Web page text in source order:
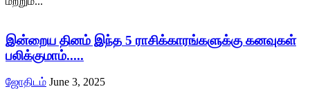
இன்றைய தினம் இந்த 5 ராசிக்காரங்களுக்கு கனவுகள்
பலிக்குமாம்.....
ஜோதிடம் June 3, 2025